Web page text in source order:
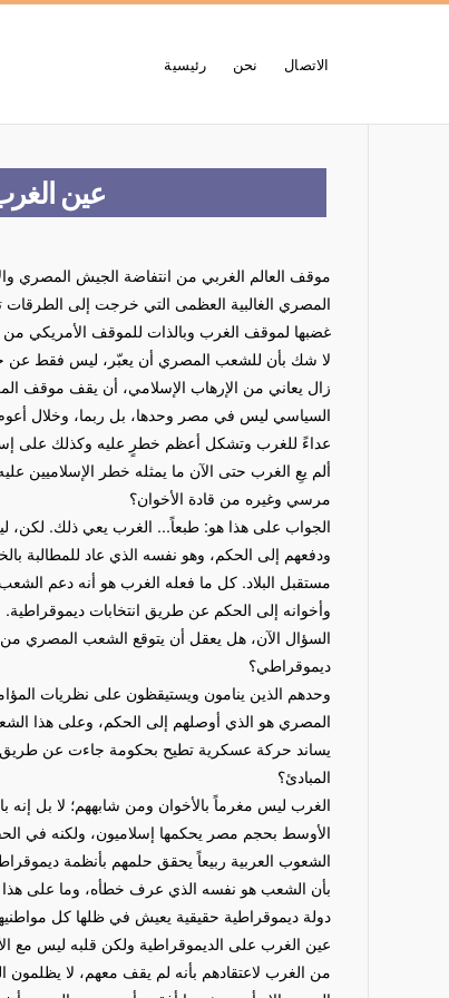
رئيسية نحن الاتصال
عين
موقف العالم الغربي من انتفاضة الجيش المصري
المصري الغالبية العظمى التي خرجت إلى
غضبها لموقف الغرب وبالذات للموقف الأمريكي من
لا شك بأن للشعب المصري أن يعبّر، ليس فقط عن
زال يعاني من الإرهاب الإسلامي، أن يقف موقف
السياسي ليس في مصر وحدها، بل ربما، وخلال
عداءً للغرب وتشكل أعظم خطرٍ عليه وكذلك على
ألم يعِ الغرب حتى الآن ما يمثله خطر الإسلاميين
مرسي وغيره من قادة الأخوان؟
الجواب على هذا هو: طبعاً... الغرب يعي ذلك. لكن،
ودفعهم إلى الحكم، وهو نفسه الذي عاد للمطالبة
مستقبل البلاد. كل ما فعله الغرب هو أنه دعم
وأخوانه إلى الحكم عن طريق انتخابات ديموقراطية.
السؤال الآن، هل يعقل أن يتوقع الشعب
ديموقراطي؟
وحدهم الذين ينامون ويستيقظون على نظريات
المصري هو الذي أوصلهم إلى الحكم، وعلى هذا
يساند حركة عسكرية تطيح بحكومة جاءت عن طريق
المبادئ؟
الغرب ليس مغرماً بالأخوان ومن شابههم؛ لا بل
الأوسط بحجم مصر يحكمها إسلاميون، ولكنه في
الشعوب العربية ربيعاً يحقق حلمهم بأنظمة
بأن الشعب هو نفسه الذي عرف خطأه، وما على هذا
دولة ديموقراطية حقيقية يعيش في ظلها كل
عين الغرب على الديموقراطية ولكن قلبه ليس مع
من الغرب لاعتقادهم بأنه لم يقف معهم، لا